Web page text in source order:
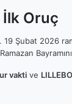
İlk Oruç
Şubat 2026
vakti ve